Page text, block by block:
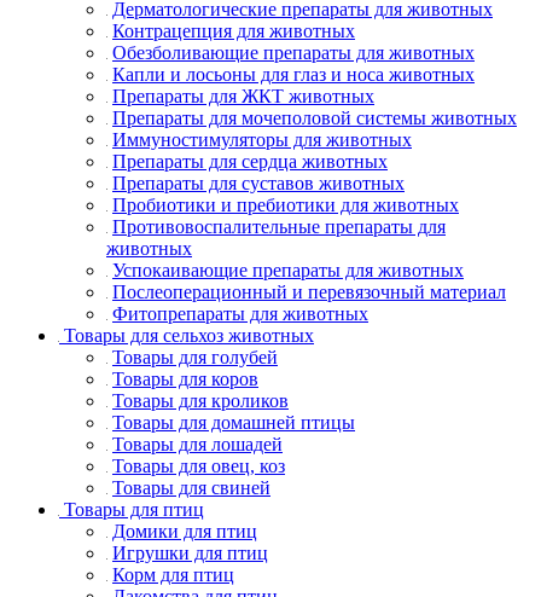
Дерматологические препараты для животных
Контрацепция для животных
Обезболивающие препараты для животных
Капли и лосьоны для глаз и носа животных
Препараты для ЖКТ животных
Препараты для мочеполовой системы животных
Иммуностимуляторы для животных
Препараты для сердца животных
Препараты для суставов животных
Пробиотики и пребиотики для животных
Противовоспалительные препараты для
животных
Успокаивающие препараты для животных
Послеоперационный и перевязочный материал
Фитопрепараты для животных
Товары для сельхоз животных
Товары для голубей
Товары для коров
Товары для кроликов
Товары для домашней птицы
Товары для лошадей
Товары для овец, коз
Товары для свиней
Товары для птиц
Домики для птиц
Игрушки для птиц
Корм для птиц